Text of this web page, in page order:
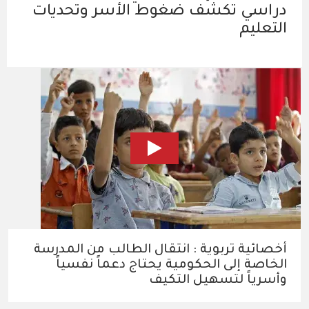
دراسي تكشف ضغوط الأسر وتحديات
التعليم
أخصائية تربوية : انتقال الطالب من المدرسة
الخاصة إلى الحكومية يحتاج دعماً نفسياً
وأسرياً لتسهيل التكيف